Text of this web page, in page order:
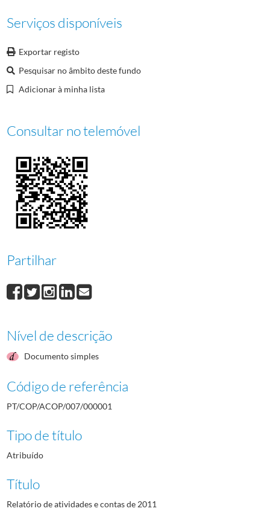
Serviços disponíveis
Exportar registo
Pesquisar no âmbito deste fundo
Adicionar à minha lista
Consultar no telemóvel
Partilhar
Nível de descrição
Documento simples
Código de referência
PT/COP/ACOP/007/000001
Tipo de título
Atribuído
Título
Relatório de atividades e contas de 2011